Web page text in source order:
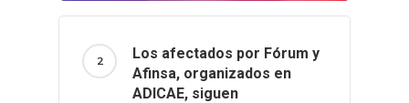
Los afectados por Fórum y
Afinsa, organizados en
ADICAE, siguen